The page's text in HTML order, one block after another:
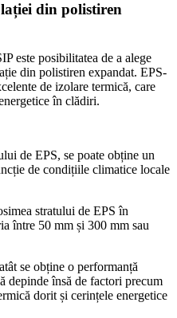
din polistiren
este posibilitatea de a alege
din polistiren expandat. EPS-
de izolare termică, care
în clădiri.
de EPS, se poate obține un
de condițiile climatice locale
stratului de EPS în
între 50 mm și 300 mm sau
se obține o performanță
depinde însă de factori precum
dorit și cerințele energetice